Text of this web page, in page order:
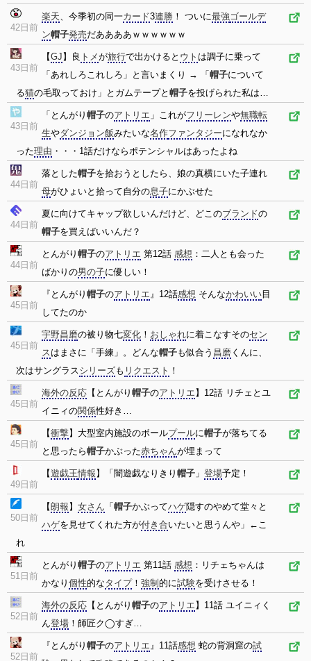
42日前
楽天、今季初の同一カード3連勝 ！ ついに最強ゴールデ
ン帽子発売だああああｗｗｗｗｗｗ
43日前
【GJ 】良 トメが旅行で出かけると ウト は調子に乗って
「あれしろこれしろ」と言いまくり → 「 帽子について
る猫の毛取っておけ」とガムテープと 帽子を投げられた私は…
43日前
「とんがり 帽子のアトリエ 」これがフリーレンや無職転
生やダンジョン飯みたいな名作ファンタジーになれなか
った理由 ・・・1話だけならポテンシャルはあったよね
44日前
落とした帽子を拾おうとしたら、娘の真横にいた子連れ
母がひょいと拾って自分の息子にかぶせた
44日前
夏に向けてキャップ欲しいんだけど、どこのブランドの
帽子を買えばいいんだ？
44日前
とんがり 帽子のアトリエ 第12話 感想 ：二人とも会った
ばかりの男の子に優しい！
45日前
『とんがり 帽子のアトリエ』12話感想 そんなかわいい目
してたのか
45日前
宇野昌磨の被り物七変化 ！ おしゃれに着こなすそのセン
スはまさに「手練」。どんな帽子も似合う 昌磨 くんに、
次はサングラスシリーズも リクエスト ！
45日前
海外の反応 【とんがり 帽子のアトリエ 】12話 リチェとユ
イニィの関係性好き…
45日前
【衝撃】大型室内施設のボールプールに帽子が落ちてる
と思ったら帽子かぶった赤ちゃんが埋まって
49日前
【遊戯王情報 】「闇遊戯なりきり 帽子 」 登場予定！
50日前
【朗報 】 女さん 「 帽子かぶってハゲ隠すのやめて堂々と
ハゲを見せてくれた方が付き合いたいと思うんや」←こ
れ
51日前
とんがり 帽子のアトリエ 第11話 感想 ：リチェちゃんは
かなり 個性的なタイプ！ 強制 的に試験を受けさせる！
52日前
海外の反応 【とんがり 帽子のアトリエ 】11話 ユイニィく
ん登場 ！師匠ク◯すぎ…
52日前
『とんがり 帽子のアトリエ』11話感想 蛇の背洞窟の試